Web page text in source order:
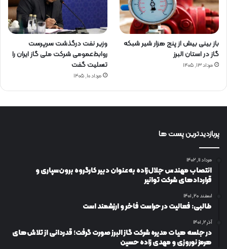
باز بینی بیش از پنج هزار شیر شبکه
گاز در استان البرز
مرداد ۱۳, ۱۴۰۵
وزیر نفت درگذشت سرپرست
روابط‌عمومی شرکت ملی گاز ایران را
تسلیت گفت
مرداد ۱۰, ۱۴۰۵
پربازدیدترین پست ها
مرداد ۱۱, ۱۴۰۲
انتصاب مهندس جلال‌زاده به‌عنوان دبیر كارگروه برون‌سپاری و
قراردادهای شركت توانیر
اسفند ۲۰, ۱۴۰۱
طالبی: فعالیت در حراست فاخر و ارزشمند است
آذر ۲, ۱۴۰۱
در جلسه هیات مدیره شرکت گاز البرز صورت گرفت؛ قدردانی از تلاش‌های
هرمز نوروزی و مهدی زاده حسین